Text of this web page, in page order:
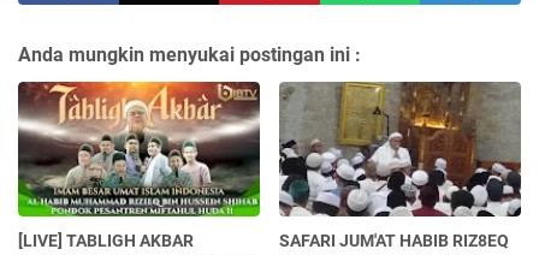
Anda mungkin menyukai postingan ini :
[LIVE] TABLIGH AKBAR
SAFARI JUM'AT HABIB RIZ8EQ